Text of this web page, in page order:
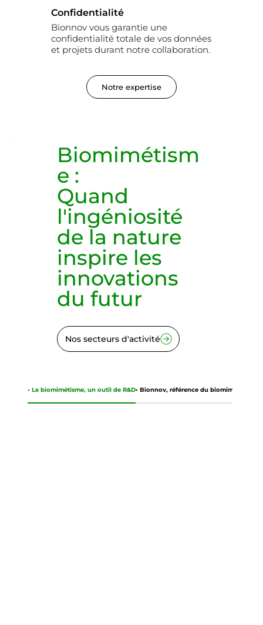
Confidentialité
Bionnov vous garantie une
confidentialité totale de vos données
et projets durant notre collaboration.
Notre expertise
Biomimétism
e :
Quand
l'ingéniosité
de la nature
inspire les
innovations
du futur
Nos secteurs d'activité
• Le biomimétisme, un outil de R&D• Bionnov, référence du biomimétisme